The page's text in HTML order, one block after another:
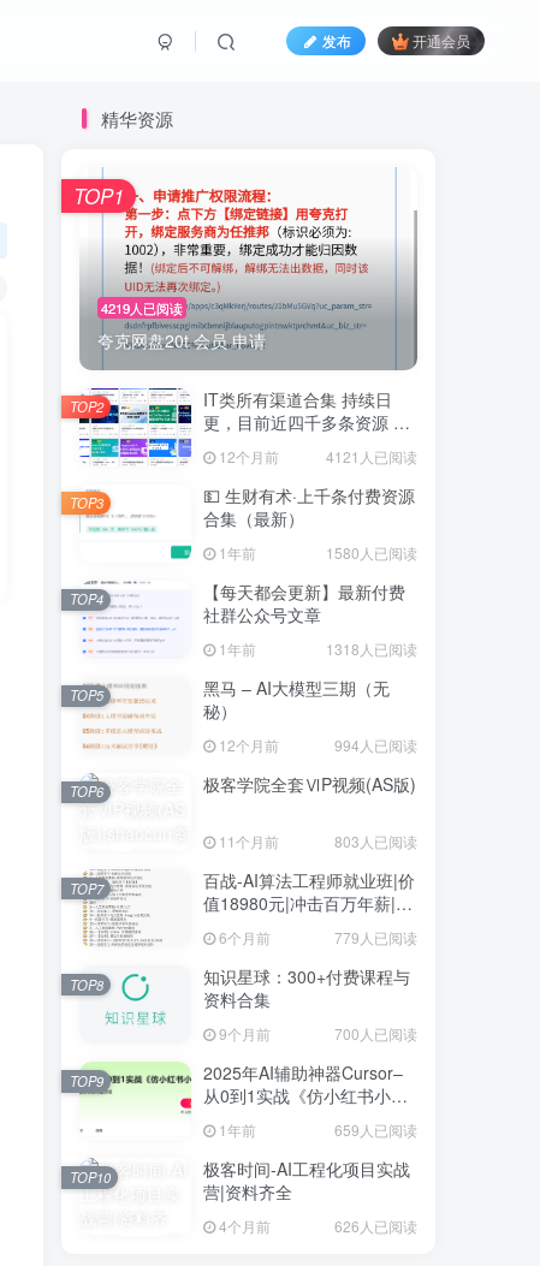
发布 开通会员
精华资源
4219人已阅读
夸克网盘20t 会员 申请
TOP1
IT类所有渠道合集 持续日
更，目前近四千多条资源 年
12个月前 4121人已阅读
TOP2
💵 生财有术·上千条付费资源
合集（最新）
1年前 1580人已阅读
TOP3
【每天都会更新】最新付费
社群公众号文章
1年前 1318人已阅读
TOP4
黑马 – AI大模型三期（无
秘）
12个月前 994人已阅读
TOP5
极客学院全套ⅥP视频(AS版)
11个月前 803人已阅读
TOP6
百战-AI算法工程师就业班|价
值18980元|冲击百万年薪|完
结无秘
6个月前 779人已阅读
TOP7
知识星球：300+付费课程与
资料合集
9个月前 700人已阅读
TOP8
2025年AI辅助神器Cursor–
从0到1实战《仿小红书小程
序》1年前 659人已阅读
TOP9
极客时间-AI工程化项目实战
营|资料齐全
4个月前 626人已阅读
TOP10